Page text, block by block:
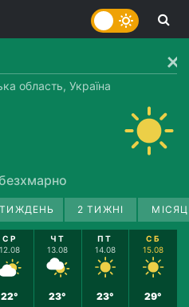
область, Україна
ТИЖДЕНЬ 2 ТИЖНІ
СР
12.08
22°
ЧТ
13.08
23°
ПТ
14.08
23°
СБ
15.08
29°